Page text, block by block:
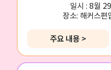
일시 : 8월
장소: 해커스편
주요 내용 >